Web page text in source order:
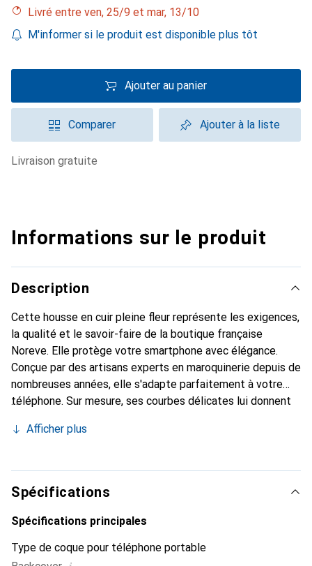
Livré entre ven, 25/9 et mar, 13/10
M'informer si le produit est disponible plus tôt
Ajouter au panier
Comparer Ajouter à la liste
livraison gratuite
Informations sur le produit
Description
Cette housse en cuir pleine fleur représente les exigences,
la qualité et le savoir-faire de la boutique française
Noreve. Elle protège votre smartphone avec élégance.
Conçue par des artisans experts en maroquinerie depuis de
nombreuses années, elle s'adapte parfaitement à votre
téléphone. Sur mesure, ses courbes délicates lui donnent
chic et essentiel pour votre smartphone. Reconnaître
marque Noreve est un choix sûr pour une clientèle
exigeante.
Afficher plus
Spécifications
Spécifications principales
Type de coque pour téléphone portable